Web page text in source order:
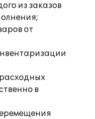
из заказов
от
в